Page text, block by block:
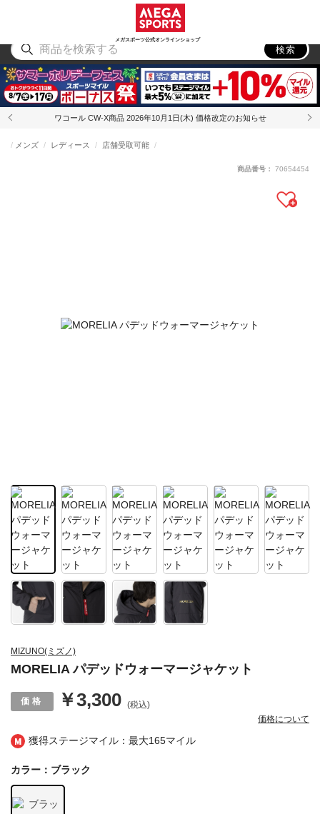
メガスポーツ公式オンラインショップ
アウトドア
検索
ワコール CW-X商品 2026年10月1日(木) 価格改定のお知らせ
獲得ステージマイル：最大165マイル
MIZUNO(ミズノ)
MORELIA パデッドウォーマージャケット
メンズ レディース 店舗受取可能
￥3,300 (税込)
価格について
商品番号： 70654454
カラー：ブラック